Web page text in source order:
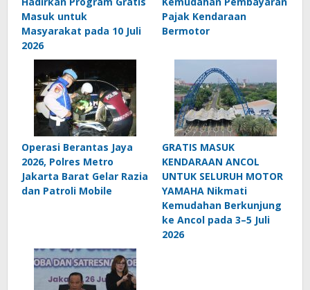
Masuk untuk
Masyarakat pada 10 Juli
2026
Pajak Kendaraan
Bermotor
Operasi Berantas Jaya
2026, Polres Metro
Jakarta Barat Gelar Razia
dan Patroli Mobile
GRATIS MASUK
KENDARAAN ANCOL
UNTUK SELURUH MOTOR
YAMAHA Nikmati
Kemudahan Berkunjung
ke Ancol pada 3–5 Juli
2026